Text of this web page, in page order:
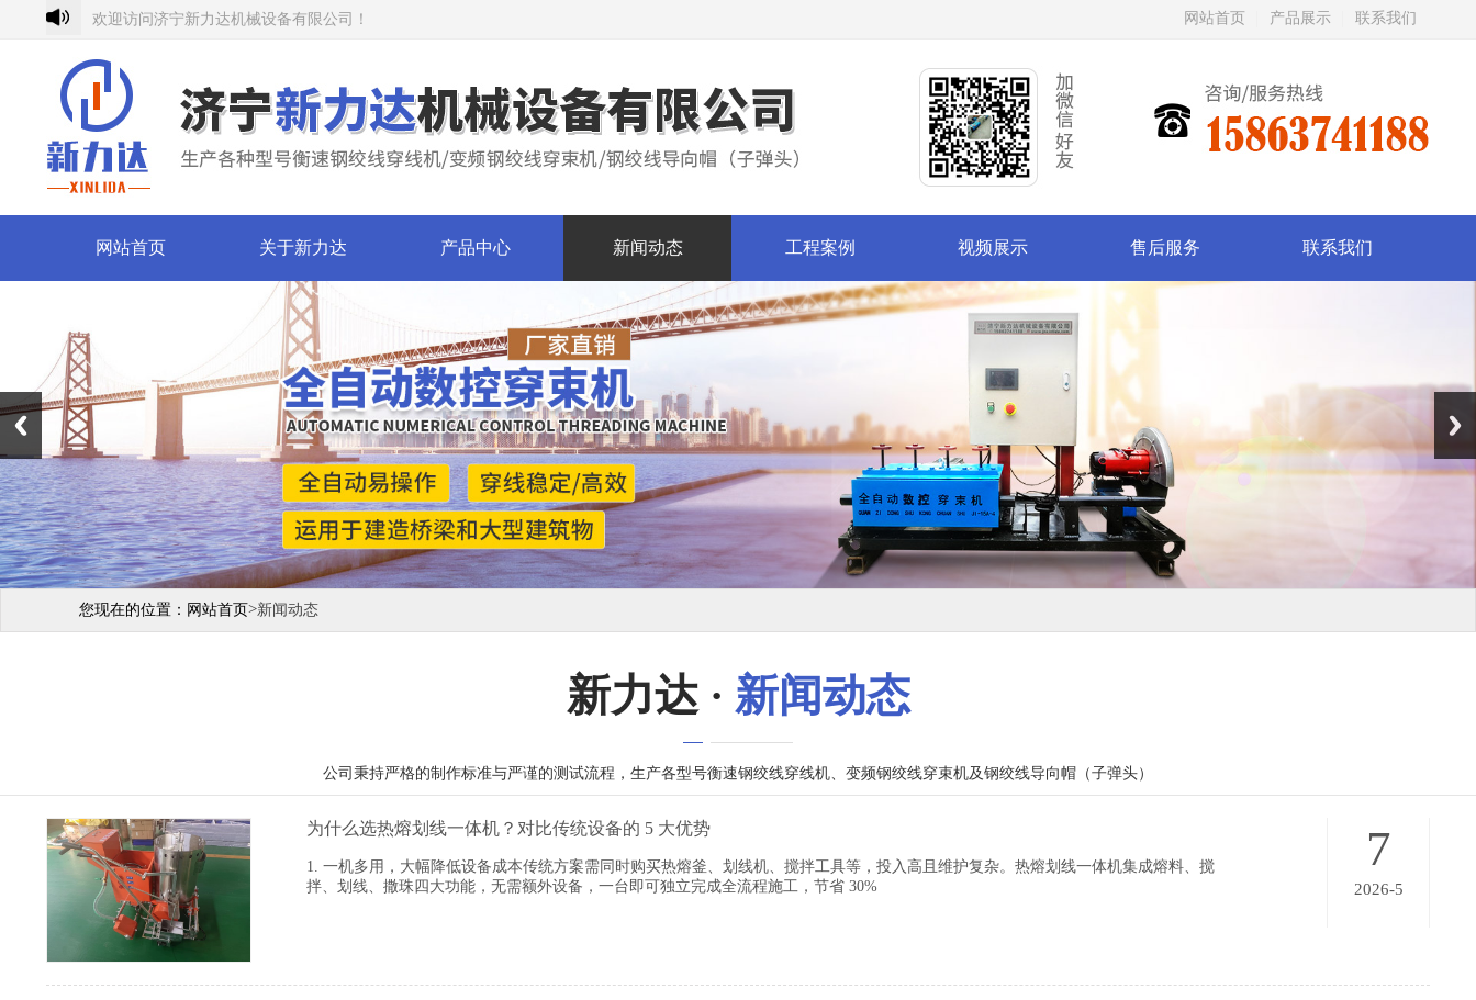
欢迎访问济宁新力达机械设备有限公司！ 网站首页 产品展示 联系我们
网站首页 关于新力达 产品中心 新闻动态 工程案例 视频展示 售后服务 联系我们
您现在的位置： 网站首页>新闻动态
新力达 · 新闻动态
公司秉持严格的制作标准与严谨的测试流程，生产各型号衡速钢绞线穿线机、变频钢绞线穿束机及钢绞线导向帽（子弹头）
7
2026-5
为什么选热熔划线一体机？对比传统设备的 5 大优势
1. 一机多用，大幅降低设备成本传统方案需同时购买热熔釜、划线机、搅拌工具等，投入高且维护复杂。热熔划线一体机集成熔料、搅
拌、划线、撒珠四大功能，无需额外设备，一台即可独立完成全流程施工，节省 30%